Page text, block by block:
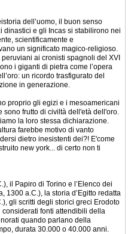
dell’uomo, il buon senso
e gli Incas si stabilirono nei
scientificamente e
un significato magico-religioso.
ai cronisti spagnoli del XVI
i giganti di pietra come l’opera
un ricordo trasfigurato del
in generazione.
proprio gli egizi e i mesoamericani
frutto di civiltà dell'età dell'oro.
la loro stessa dichiarazione.
farebbe motivo di vanto
dietro inesistenti dei?! E'come
new york... di certo non ti
il Papiro di Torino e l’Elenco dei
1300 a.C.), la storia d’Egitto redatta
gli scritti degli storici greci Erodoto
considerati fonti attendibili della
quando parlano della
durata 30.000 o 40.000 anni.